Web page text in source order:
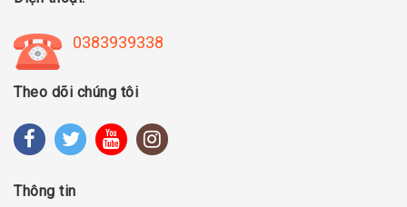
0383939338
Theo dõi chúng tôi
Thông tin